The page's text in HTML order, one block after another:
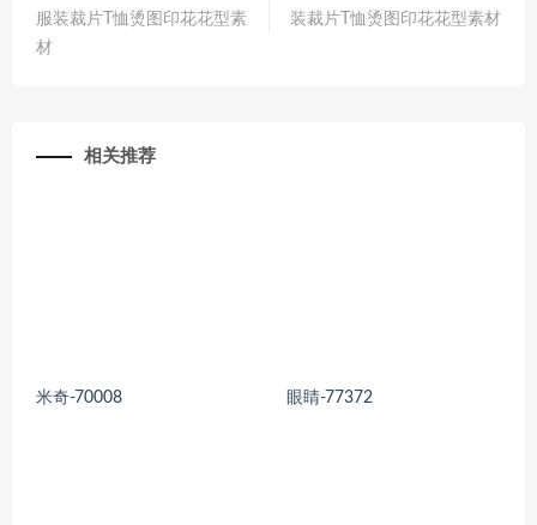
服装裁片T恤烫图印花花型素
材
装裁片T恤烫图印花花型素材
相关推荐
米奇-70008 眼睛-77372